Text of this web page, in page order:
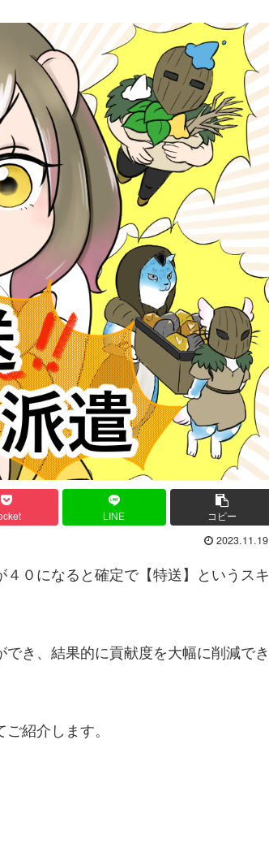
LINE コピー
2023.11.19
４０になると確定で【特送】というスキ
き、結果的に貢献度を大幅に削減でき
紹介します。